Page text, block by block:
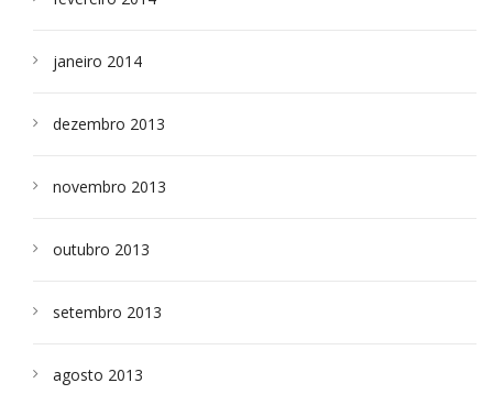
janeiro 2014
dezembro 2013
novembro 2013
outubro 2013
setembro 2013
agosto 2013